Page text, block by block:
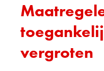
vergroten